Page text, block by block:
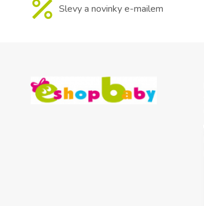
Slevy a novinky e-mailem